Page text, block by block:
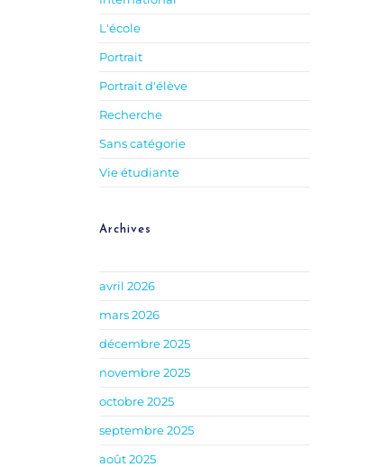
L'école
Portrait
Portrait d'élève
Recherche
Sans catégorie
Vie étudiante
Archives
avril 2026
mars 2026
décembre 2025
novembre 2025
octobre 2025
septembre 2025
août 2025